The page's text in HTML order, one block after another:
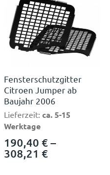
Fensterschutzgitter
Citroen Jumper ab
Baujahr 2006
Lieferzeit: ca. 5-15
Werktage
190,40 € –
308,21 €